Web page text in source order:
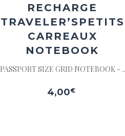
RECHARGE
TRAVELER’S PETITS
CARREAUX
NOTEBOOK
PASSPORT SIZE GRID NOTEBOOK - ..
4,00€